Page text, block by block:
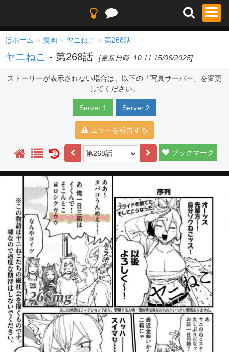
ほホーム 漫画 ヤニねこ 第268話
ヤニねこ - 第268話 [更新日時: 10:11 15/06/2025]
ストーリーが表示されない場合は、以下の「写真サーバー」を変更
してください。
Server 1 Server 2
エラーを報告する
1 ブックマーク